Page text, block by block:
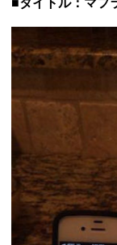
■タイトル：マフ